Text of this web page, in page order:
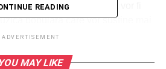
Meşteşuguri şi Artizana vor fi
populară care vor susţine mai
pe parcursul celor trei zile.
vor putea să participe la cele două
READING
ADVERTISEMENT
YOU MAY LIKE